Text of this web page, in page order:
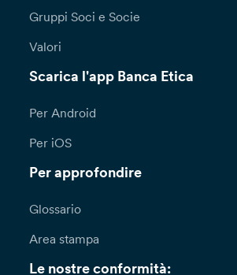
Gruppi Soci e Socie
Valori
Scarica l'app Banca Etica
Per Android
Per iOS
Per approfondire
Glossario
Area stampa
Le nostre conformità: